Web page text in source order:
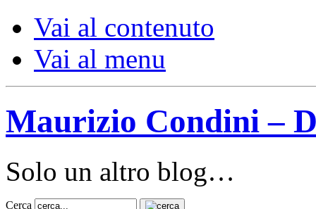
Vai al contenuto
Vai al menu
Maurizio Condini –
Solo un altro blog…
Cerca